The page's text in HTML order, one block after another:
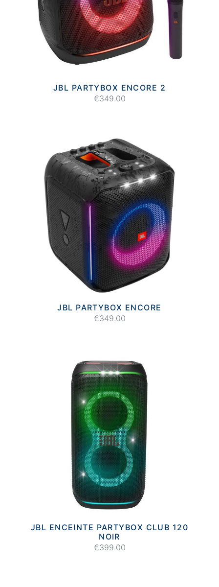
JBL PARTYBOX ENCORE 2
€349.00
JBL PARTYBOX ENCORE
€349.00
JBL ENCEINTE PARTYBOX CLUB 120
NOIR
€399.00